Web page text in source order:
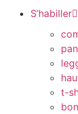
S’habiller
t-